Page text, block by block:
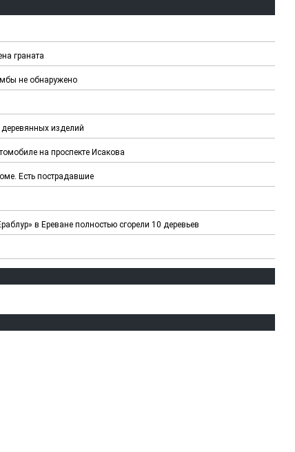
граната
не обнаружено
изделий
на проспекте Исакова
Есть пострадавшие
в Ереване полностью сгорели 10 деревьев